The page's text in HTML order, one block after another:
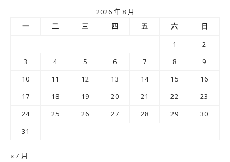
2026 年 8 月
一
二 三 四 五 六
日
1
2
3
4 5 6 7 8
9
10
11 12 13 14 15
16
17
18 19 20 21 22
23
24
25 26 27 28 29
30
31
« 7 月